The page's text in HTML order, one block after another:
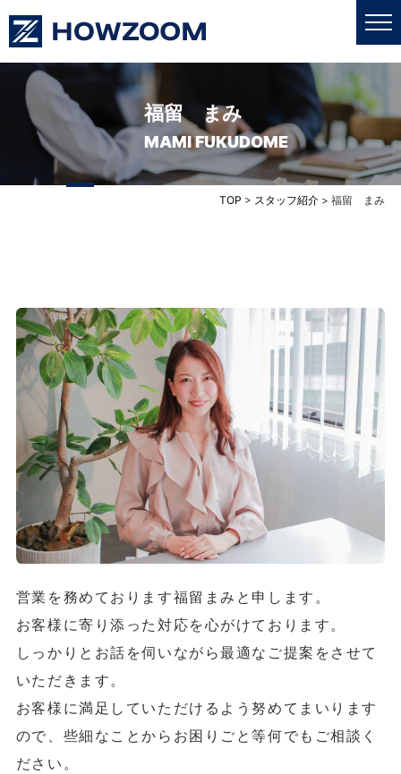
私たちについて
業務内容
採用情報
お問い合わせ
福留 まみ
MAMI FUKUDOME
TOP > スタッフ紹介 >福留 まみ
営業を務めております福留まみと申します。
お客様に寄り添った対応を心がけております。
しっかりとお話を伺いながら最適なご提案をさせて
いただきます。
お客様に満足していただけるよう努めてまいります
ので、些細なことからお困りごと等何でもご相談く
ださい。